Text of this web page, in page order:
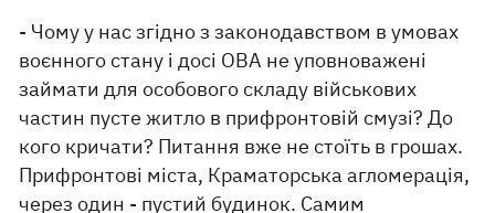
- Чому у нас згідно з законодавством в умовах
воєнного стану і досі ОВА не уповноважені
займати для особового складу військових
частин пусте житло в прифронтовій смузі? До
кого кричати? Питання вже не стоїть в грошах.
Прифронтові міста, Краматорська агломерація,
через один - пустий будинок. Самим